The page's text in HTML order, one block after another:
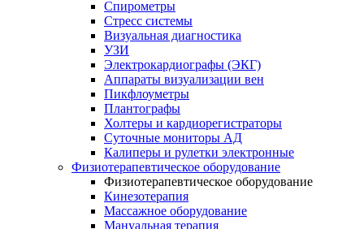
Спирометры
Стресс системы
Визуальная диагностика
УЗИ
Электрокардиографы (ЭКГ)
Аппараты визуализации вен
Пикфлоуметры
Плантографы
Холтеры и кардиорегистраторы
Суточные мониторы АД
Калиперы и рулетки электронные
Физиотерапевтическое оборудование
Физиотерапевтическое оборудование
Кинезотерапия
Массажное оборудование
Мануальная терапия